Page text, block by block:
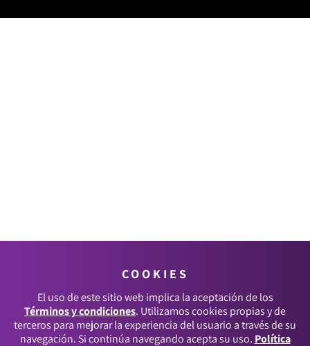
COOKIES
El uso de este sitio web implica la aceptación de los
Términos y condiciones. Utilizamos cookies propias y de
terceros para mejorar la experiencia del usuario a través de su
navegación. Si continúa navegando acepta su uso. Política